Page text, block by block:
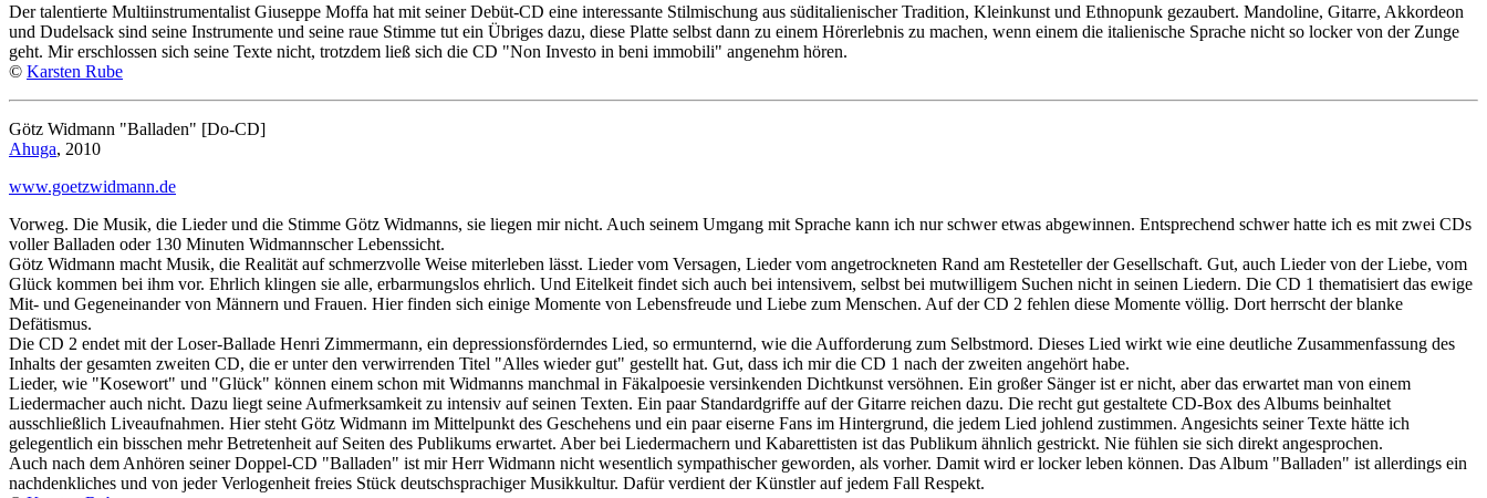
Der talentierte Multiinstrumentalist Giuseppe Moffa hat mit seiner Debüt-CD eine interessante Stilmischung aus süditalienischer Tradition, Kleinkunst und Ethnopunk gezaubert. Mandoline, Gitarre, Akkordeon
und Dudelsack sind seine Instrumente und seine raue Stimme tut ein Übriges dazu, diese Platte selbst dann zu einem Hörerlebnis zu machen, wenn einem die italienische Sprache nicht so locker von der Zunge
geht. Mir erschlossen sich seine Texte nicht, trotzdem ließ sich die CD "Non Investo in beni immobili" angenehm hören.
© Karsten Rube
Götz Widmann "Balladen" [Do-CD]
Ahuga, 2010
www.goetzwidmann.de
Vorweg. Die Musik, die Lieder und die Stimme Götz Widmanns, sie liegen mir nicht. Auch seinem Umgang mit Sprache kann ich nur schwer etwas abgewinnen. Entsprechend schwer hatte ich es mit zwei CDs
voller Balladen oder 130 Minuten Widmannscher Lebenssicht.
Götz Widmann macht Musik, die Realität auf schmerzvolle Weise miterleben lässt. Lieder vom Versagen, Lieder vom angetrockneten Rand am Resteteller der Gesellschaft. Gut, auch Lieder von der Liebe, vom
Glück kommen bei ihm vor. Ehrlich klingen sie alle, erbarmungslos ehrlich. Und Eitelkeit findet sich auch bei intensivem, selbst bei mutwilligem Suchen nicht in seinen Liedern. Die CD 1 thematisiert das ewige
Mit- und Gegeneinander von Männern und Frauen. Hier finden sich einige Momente von Lebensfreude und Liebe zum Menschen. Auf der CD 2 fehlen diese Momente völlig. Dort herrscht der blanke
Defätismus.
Die CD 2 endet mit der Loser-Ballade Henri Zimmermann, ein depressionsförderndes Lied, so ermunternd, wie die Aufforderung zum Selbstmord. Dieses Lied wirkt wie eine deutliche Zusammenfassung des
Inhalts der gesamten zweiten CD, die er unter den verwirrenden Titel "Alles wieder gut" gestellt hat. Gut, dass ich mir die CD 1 nach der zweiten angehört habe.
Lieder, wie "Kosewort" und "Glück" können einem schon mit Widmanns manchmal in Fäkalpoesie versinkenden Dichtkunst versöhnen. Ein großer Sänger ist er nicht, aber das erwartet man von einem
Liedermacher auch nicht. Dazu liegt seine Aufmerksamkeit zu intensiv auf seinen Texten. Ein paar Standardgriffe auf der Gitarre reichen dazu. Die recht gut gestaltete CD-Box des Albums beinhaltet
ausschließlich Liveaufnahmen. Hier steht Götz Widmann im Mittelpunkt des Geschehens und ein paar eiserne Fans im Hintergrund, die jedem Lied johlend zustimmen. Angesichts seiner Texte hätte ich
gelegentlich ein bisschen mehr Betretenheit auf Seiten des Publikums erwartet. Aber bei Liedermachern und Kabarettisten ist das Publikum ähnlich gestrickt. Nie fühlen sie sich direkt angesprochen.
Auch nach dem Anhören seiner Doppel-CD "Balladen" ist mir Herr Widmann nicht wesentlich sympathischer geworden, als vorher. Damit wird er locker leben können. Das Album "Balladen" ist allerdings ein
nachdenkliches und von jeder Verlogenheit freies Stück deutschsprachiger Musikkultur. Dafür verdient der Künstler auf jedem Fall Respekt.